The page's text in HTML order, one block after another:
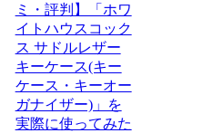
ミ・評判】「ホワ
イトハウスコック
ス サドルレザー
キーケース(キー
ケース・キーオー
ガナイザー)」を
実際に使ってみた